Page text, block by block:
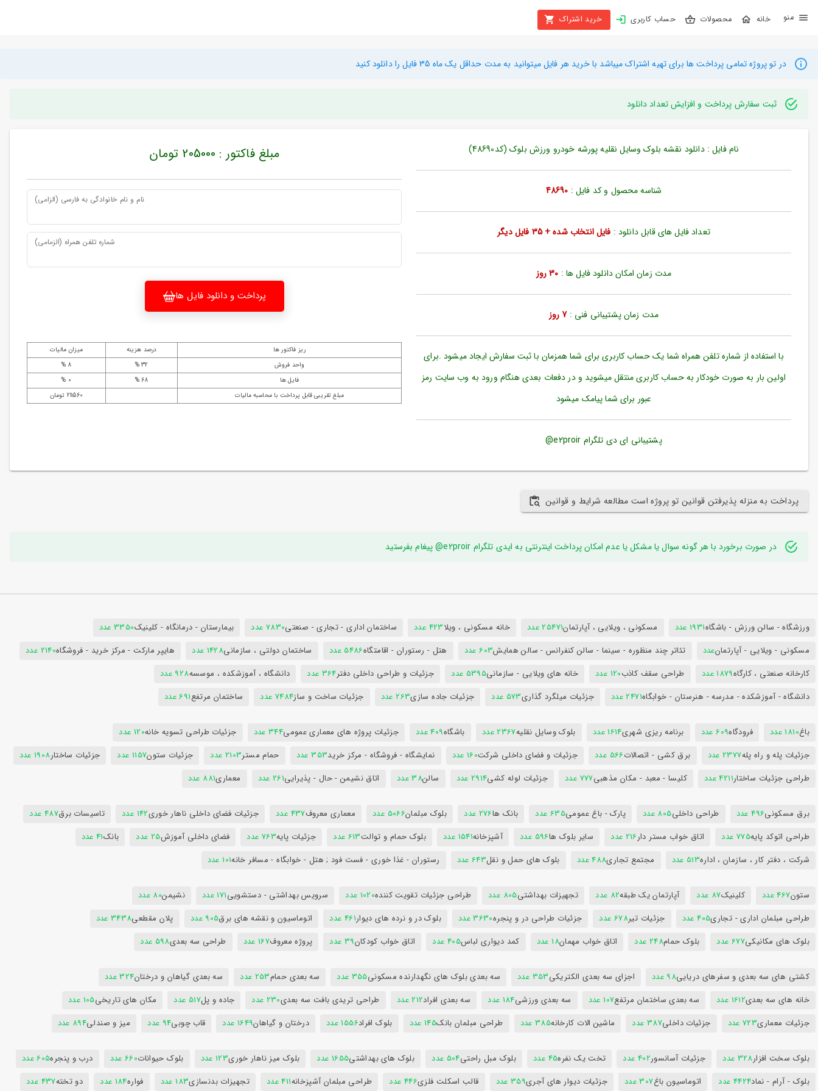
محصولات حساب کاربری خرید اشتراک
بستن
محصولات
اشتراک
کاربری
ثبت
بازیابی
رمز
علاقه
در تو پروژه تمامی پرداخت ها برای تهیه اشتراک میباشد با خرید هر فایل میتوانید به مدت حداقل یک ماه 35 فایل را دانلود کنید
ثبت سفارش پرداخت و افزایش تعداد دانلود
نام فایل : دانلود نقشه بلوک وسایل نقلیه پورشه خودرو ورزش بلوک (کد48690)
شناسه محصول و کد فایل : 48690
تعداد فایل های قابل دانلود : فایل انتخاب شده + 35 فایل دیگر
مدت زمان امکان دانلود فایل ها : 30 روز
مدت زمان پشتیبانی فنی :7 روز
با استفاده از شماره تلفن همراه شما یک حساب کاربری برای شما همزمان با ثبت سفارش ایجاد میشود .برای
اولین بار به صورت خودکار به حساب کاربری منتقل میشوید و در دفعات بعدی هنگام ورود به وب سایت رمز
عبور برای شما پیامک میشود
پشتیبانی ای دی تلگرام e2proir@
مبلغ فاکتور : 205000 تومان
نام و نام خانوادگی به فارسی (الزامی)
شماره تلفن همراه (الزمامی)
پرداخت و دانلود فایل ها
ریز فاکتور ها درصد هزینه
میزان مالیات
واحد فروش
32 %
8 %
فایل ها
68 %
0 %
مبلغ تقریبی قابل پرداخت با محاسبه مالیات
211560 تومان
پرداخت به منزله پذیرفتن قوانین تو پروژه است مطالعه شرایط و قوانین
در صورت برخورد با هر گونه سوال یا مشکل یا عدم امکان پرداخت اینترنتی به ایدی تلگرام e2proir@ پیغام بفرستید
ورزشگاه - سالن ورزش - باشگاه1931 عدد مسکونی ، ویلایی ، آپارتمان25471 عدد خانه مسکونی ، ویلا423 عدد ساختمان اداری - تجاری - صنعتی7830 عدد بیمارستان - درمانگاه - کلینیک3350 عدد
مسکونی - ویلایی - آپارتمانعدد تئاتر چند منظوره - سینما - سالن کنفرانس - سالن همایش603 عدد هتل - رستوران - اقامتگاه5486 عدد ساختمان دولتی ، سازمانی1428 عدد هایپر مارکت - مرکز خرید - فروشگاه2140 عدد
کارخانه صنعتی ، کارگاه1879 عدد طراحی سقف کاذب120 عدد خانه های ویلایی - سازمانی5395 عدد جزئیات و طراحی داخلی دفتر364 عدد دانشگاه ، آموزشکده ، موسسه928 عدد
دانشگاه - آموزشکده - مدرسه - هنرستان - خوابگاه2471 عدد جزئیات میلگرد گذاری573 عدد جزئیات جاده سازی263 عدد جزئیات ساخت و ساز7484 عدد ساختمان مرتفع691 عدد
باغ1810 عدد فرودگاه609 عدد برنامه ریزی شهری1614 عدد بلوک وسایل نقلیه2367 عدد باشگاه409 عدد جزئیات پروژه های معماری عمومی344 عدد جزئیات طراحی تسویه خانه120 عدد
جزئیات پله و راه پله2377 عدد برق کشی - اتصالات566 عدد جزئیات و فضای داخلی شرکت160 عدد نمایشگاه - فروشگاه - مرکز خرید353 عدد حمام مستر2103 عدد جزئیات ستون1157 عدد جزئیات ساختار1908 عدد
طراحی جزئیات ساختار4211 عدد کلیسا - معبد - مکان مذهبی777 عدد جزئیات لوله کشی2914 عدد سالن38 عدد اتاق نشیمن - حال - پذیرایی261 عدد معماری881 عدد
برق مسکونی496 عدد طراحی داخلی805 عدد پارک - باغ عمومی635 عدد بانک ها276 عدد بلوک مبلمان5066 عدد معماری معروف437 عدد جزئیات فضای داخلی ناهار خوری142 عدد تاسیسات برق487 عدد
طراحی اتوکد پایه775 عدد اتاق خواب مستر دار216 عدد سایر بلوک ها596 عدد آشپزخانه1541 عدد بلوک حمام و توالت613 عدد جزئیات پایه763 عدد فضای داخلی آموزش25 عدد بانک41 عدد
شرکت ، دفتر کار ، سازمان ، اداره513 عدد مجتمع تجاری488 عدد بلوک های حمل و نقل643 عدد رستوران - غذا خوری - فست فود ; هتل - خوابگاه - مسافر خانه101 عدد
ستون467 عدد کلینیک87 عدد آپارتمان یک طبقه82 عدد تجهیزات بهداشتی805 عدد طراحی جزئیات تقویت کننده1020 عدد سرویس بهداشتی - دستشویی171 عدد نشیمن80 عدد
طراحی مبلمان اداری - تجاری405 عدد جزئیات تیر678 عدد جزئیات طراحی در و پنجره3630 عدد بلوک در و نرده های دیوار461 عدد اتوماسیون و نقشه های برق905 عدد پلان مقطعی3438 عدد
بلوک های مکانیکی677 عدد بلوک حمام248 عدد اتاق خواب مهمان18 عدد کمد دیواری لباس405 عدد اتاق خواب کودکان39 عدد پروژه معروف167 عدد طراحی سه بعدی598 عدد
کشتی های سه بعدی و سفرهای دریایی98 عدد اجزای سه بعدی الکتریکی353 عدد سه بعدی بلوک های نگهدارنده مسکونی355 عدد سه بعدی حمام253 عدد سه بعدی گیاهان و درختان324 عدد
خانه های سه بعدی1612 عدد سه بعدی ساختمان مرتفع107 عدد سه بعدی ورزشی184 عدد سه بعدی افراد212 عدد طراحی تریدی بافت سه بعدی230 عدد جاده و پل517 عدد مکان های تاریخی105 عدد
جزئیات معماری723 عدد جزئیات داخلی387 عدد ماشین الات کارخانه385 عدد طراحی مبلمان بانک145 عدد بلوک افراد1556 عدد درختان و گیاهان1649 عدد قاب چوبی94 عدد میز و صندلی894 عدد
بلوک سخت افزار328 عدد جزئیات آسانسور402 عدد تخت یک نفره45 عدد بلوک مبل راحتی504 عدد بلوک های بهداشتی1655 عدد بلوک میز ناهار خوری123 عدد بلوک حیوانات660 عدد درب و پنجره605 عدد
بلوک - آرام - نماد4424 عدد اتوماسیون باغ307 عدد جزئیات دیوار های آجری359 عدد قالب اسکلت فلزی446 عدد طراحی مبلمان آشپزخانه411 عدد تجهیزات بدنسازی183 عدد فواره184 عدد دو تخته437 عدد